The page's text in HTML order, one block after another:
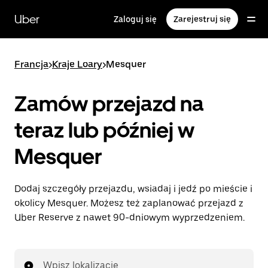
głównej
zawartości
Uber Zaloguj się Zarejestruj się
Francja>Kraje Loary>Mesquer
Zamów przejazd na
teraz lub później w
Mesquer
Dodaj szczegóły przejazdu, wsiadaj i jedź po mieście i
okolicy Mesquer. Możesz też zaplanować przejazd z
Uber Reserve z nawet 90-dniowym wyprzedzeniem.
Wpisz lokalizację